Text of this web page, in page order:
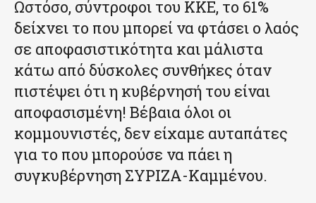
Ωστόσο, σύντροφοι του ΚΚΕ, το 61%
δείχνει το που μπορεί να φτάσει ο λαός
σε αποφασιστικότητα και μάλιστα
κάτω από δύσκολες συνθήκες όταν
πιστέψει ότι η κυβέρνησή του είναι
αποφασισμένη! Βέβαια όλοι οι
κομμουνιστές, δεν είχαμε αυταπάτες
για το που μπορούσε να πάει η
συγκυβέρνηση ΣΥΡΙΖΑ-Καμμένου.